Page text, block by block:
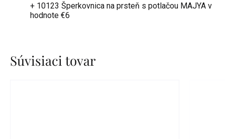
+ 10123 Šperkovnica na prsteň s potlačou MAJYA v
hodnote €6
Súvisiaci tovar